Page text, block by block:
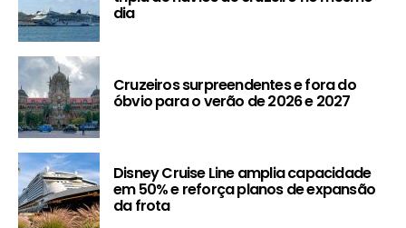
dia
Cruzeiros surpreendentes e fora do
óbvio para o verão de 2026 e 2027
Disney Cruise Line amplia capacidade
em 50% e reforça planos de expansão
da frota